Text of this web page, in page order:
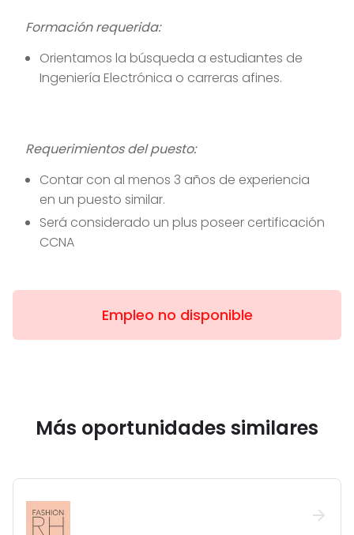
Formación requerida:
Orientamos la búsqueda a estudiantes de
Ingeniería Electrónica o carreras afines.
Requerimientos del puesto:
Contar con al menos 3 años de experiencia
en un puesto similar.
Será considerado un plus poseer certificación
CCNA
Empleo no disponible
Más oportunidades similares